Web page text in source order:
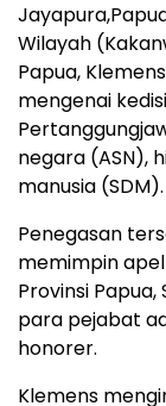
Wilayah
Papua,
mengenai
negara (ASN),
manusia (SDM).
Penegasan
memimpin
Provinsi
para pejabat
honorer.
Klemens